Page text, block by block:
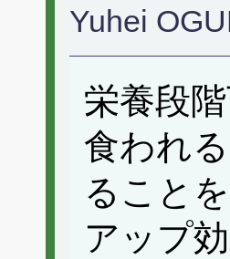
Yuhei
栄養段
食われ
ること
アップ